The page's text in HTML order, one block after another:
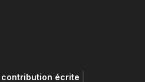
contribution écrite